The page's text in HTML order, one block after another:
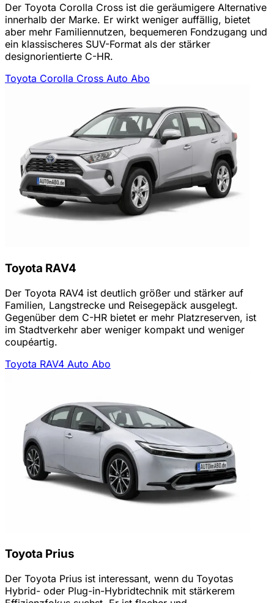
Der Toyota Corolla Cross ist die geräumigere Alternative
innerhalb der Marke. Er wirkt weniger auffällig, bietet
aber mehr Familiennutzen, bequemeren Fondzugang und
ein klassischeres SUV-Format als der stärker
designorientierte C-HR.
Toyota Corolla Cross Auto Abo
Toyota RAV4
Der Toyota RAV4 ist deutlich größer und stärker auf
Familien, Langstrecke und Reisegepäck ausgelegt.
Gegenüber dem C-HR bietet er mehr Platzreserven, ist
im Stadtverkehr aber weniger kompakt und weniger
coupéartig.
Toyota RAV4 Auto Abo
Toyota Prius
Der Toyota Prius ist interessant, wenn du Toyotas
Hybrid- oder Plug-in-Hybridtechnik mit stärkerem